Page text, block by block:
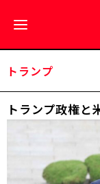
トランプ
トランプ政権と